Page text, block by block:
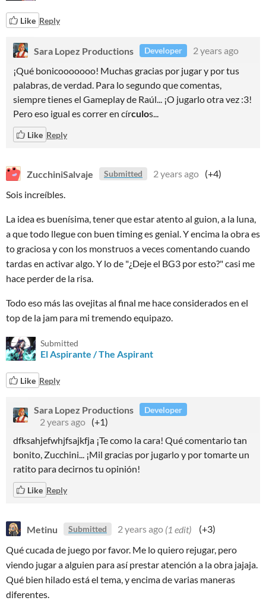
Like Reply
Sara Lopez Productions Developer
2 years ago
¡Qué bonicooooooo! Muchas gracias por jugar y por tus
palabras, de verdad. Para lo segundo que comentas,
siempre tienes el Gameplay de Raúl... ¡O jugarlo otra vez :3!
Pero eso igual es correr en círculos...
Like Reply
ZucchiniSalvaje Submitted 2 years ago (+4)
Sois increíbles.
La idea es buenísima, tener que estar atento al guion, a la luna,
a que todo llegue con buen timing es genial. Y encima la obra es
to graciosa y con los monstruos a veces comentando cuando
tardas en activar algo. Y lo de "¿Deje el BG3 por esto?" casi me
hace perder de la risa.
Todo eso más las ovejitas al final me hace considerados en el
top de la jam para mi tremendo equipazo.
Submitted
El Aspirante / The Aspirant
Like Reply
Sara Lopez Productions Developer
2 years ago (+1)
dfksahjefwhjfsajkfja ¡Te como la cara! Qué comentario tan
bonito, Zucchini... ¡Mil gracias por jugarlo y por tomarte un
ratito para decirnos tu opinión!
Like Reply
Metinu Submitted 2 years ago (1 edit)
(+3)
Qué cucada de juego por favor. Me lo quiero rejugar, pero
viendo jugar a alguien para así prestar atención a la obra jajaja.
Qué bien hilado está el tema, y encima de varias maneras
diferentes.